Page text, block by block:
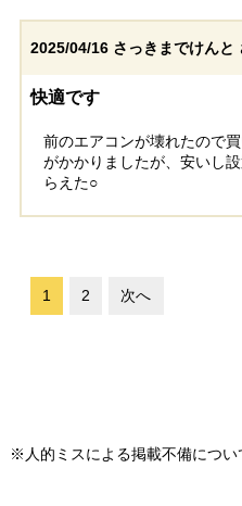
2025/04/16 さっきまでけんと
快適です
前のエアコンが壊れたので
がかかりましたが、安いし
らえた○
1 2 次へ
※人的ミスによる掲載不備につい